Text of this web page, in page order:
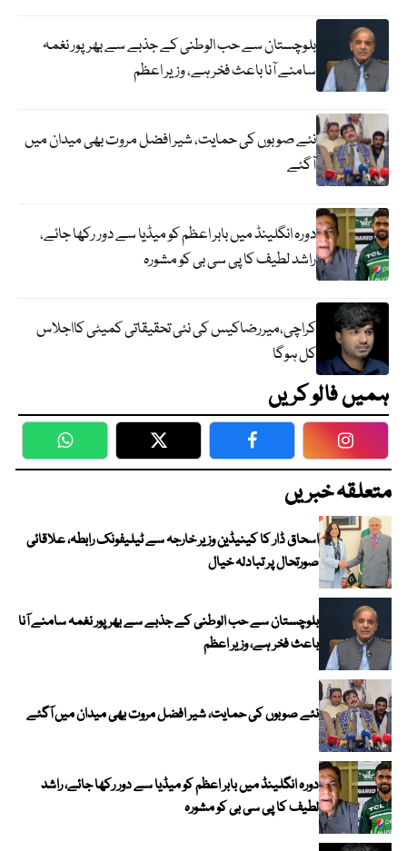
بلوچستان سے حب الوطنی کے جذبے سے بھرپور نغمہ
سامنے آنا باعث فخر ہے، وزیر اعظم
نئے صوبوں کی حمایت، شیر افضل مروت بھی میدان میں
آگئے
دورہ انگلینڈ میں بابر اعظم کو میڈیا سے دور رکھا جائے،
راشد لطیف کا پی سی بی کو مشورہ
کراچی،میررضاکیس کی نئی تحقیقاتی کمیٹی کااجلاس
کل ہوگا
ہمیں فالو کریں
WhatsApp Twitter Facebook
متعلقہ خبریں
اسحاق ڈار کا کینیڈین وزیر خارجہ سے ٹیلیفونک رابطہ، علاقائی
صورتحال پر تبادلہ خیال
بلوچستان سے حب الوطنی کے جذبے سے بھرپور نغمہ سامنے آنا
باعث فخر ہے، وزیر اعظم
نئے صوبوں کی حمایت، شیر افضل مروت بھی میدان میں آگئے
دورہ انگلینڈ میں بابر اعظم کو میڈیا سے دور رکھا جائے، راشد
لطیف کا پی سی بی کو مشورہ